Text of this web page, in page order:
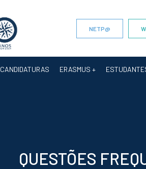
NETP@
CANDIDATURAS ERASMUS +
QUESTÕES